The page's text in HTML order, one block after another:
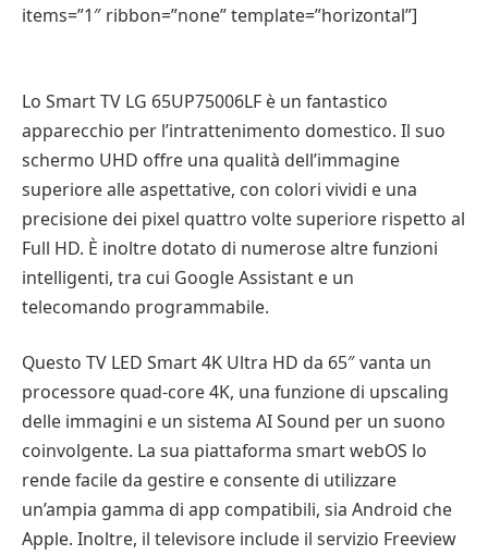
items=”1″ ribbon=”none” template=”horizontal”]
Lo Smart TV LG 65UP75006LF è un fantastico
apparecchio per l’intrattenimento domestico. Il suo
schermo UHD offre una qualità dell’immagine
superiore alle aspettative, con colori vividi e una
precisione dei pixel quattro volte superiore rispetto al
Full HD. È inoltre dotato di numerose altre funzioni
intelligenti, tra cui Google Assistant e un
telecomando programmabile.
Questo TV LED Smart 4K Ultra HD da 65″ vanta un
processore quad-core 4K, una funzione di upscaling
delle immagini e un sistema AI Sound per un suono
coinvolgente. La sua piattaforma smart webOS lo
rende facile da gestire e consente di utilizzare
un’ampia gamma di app compatibili, sia Android che
Apple. Inoltre, il televisore include il servizio Freeview